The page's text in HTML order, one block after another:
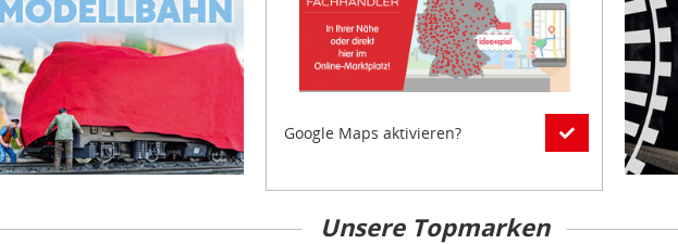
Google Maps aktivieren?
Unsere Topmarken